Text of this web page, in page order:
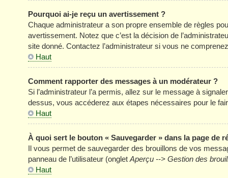
Pourquoi ai-je reçu un avertissement ?
Chaque administrateur a son propre ensemble de règles
avertissement. Notez que c’est la décision de
site donné. Contactez l’administrateur si vous ne
Haut
Comment rapporter des messages à un modérateur ?
Si l’administrateur l’a permis, allez sur le message à
dessus, vous accéderez aux étapes nécessaires pour le
Haut
À quoi sert le bouton « Sauvegarder » dans la page de
Il vous permet de sauvegarder des brouillons de vos
panneau de l’utilisateur (onglet Aperçu --> Gestion des
Haut